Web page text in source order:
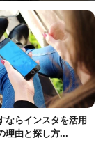
ならインスタを活用
理由と探し方...